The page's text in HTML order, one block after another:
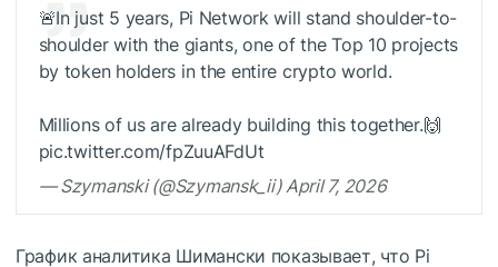
🚨In just 5 years, Pi Network will stand shoulder-to-
shoulder with the giants, one of the Top 10 projects
by token holders in the entire crypto world.
Millions of us are already building this together.🙌
pic.twitter.com/fpZuuAFdUt
— Szymanski (@Szymansk_ii) April 7, 2026
График аналитика Шимански показывает, что Pi